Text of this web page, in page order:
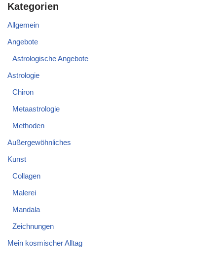
Kategorien
Allgemein
Angebote
Astrologische Angebote
Astrologie
Chiron
Metaastrologie
Methoden
Außergewöhnliches
Kunst
Collagen
Malerei
Mandala
Zeichnungen
Mein kosmischer Alltag